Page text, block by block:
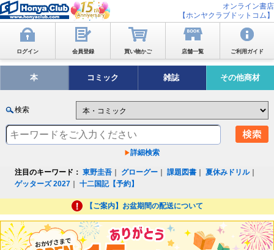
オンライン書店
【ホンヤクラブドットコム】
ログイン 会員登録 買い物かご 店舗一覧 ご利用ガイド
本 コミック 雑誌 その他商材
検索
詳細検索
注目のキーワード： 東野圭吾 グローグー ｜課題図書 ｜夏休みドリル｜
ゲッターズ 2027 ｜十二国記【予約】
【ご案内】お盆期間の配送について